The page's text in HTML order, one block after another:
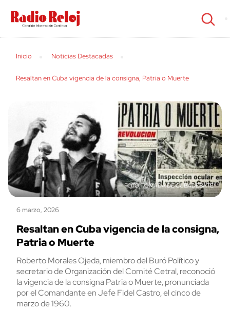
cerrar
Inicio Noticias Destacadas
Resaltan en Cuba vigencia de la consigna, Patria o Muerte
TOMADA DE CUBADEBATE
6 marzo, 2026
Resaltan en Cuba vigencia de la consigna,
Patria o Muerte
Roberto Morales Ojeda, miembro del Buró Político y
secretario de Organización del Comité Cetral, reconoció
la vigencia de la consigna Patria o Muerte, pronunciada
por el Comandante en Jefe Fidel Castro, el cinco de
marzo de 1960.